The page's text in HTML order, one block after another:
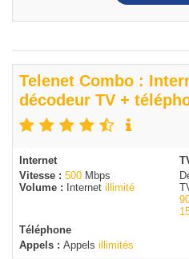
Telenet Combo :
décodeur TV +
Internet
Vitesse : 500 Mbps
Volume : Internet illimité
Téléphone
Appels : Appels illimités